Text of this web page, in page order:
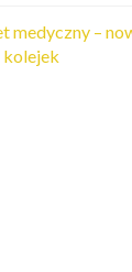
medyczny –